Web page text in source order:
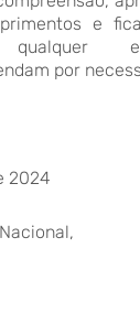
e
por
2024